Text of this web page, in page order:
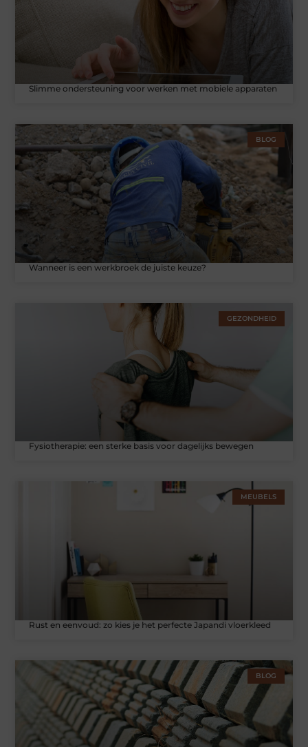
Slimme ondersteuning voor werken met mobiele apparaten
BLOG
Wanneer is een werkbroek de juiste keuze?
GEZONDHEID
Fysiotherapie: een sterke basis voor dagelijks bewegen
MEUBELS
Rust en eenvoud: zo kies je het perfecte Japandi vloerkleed
BLOG